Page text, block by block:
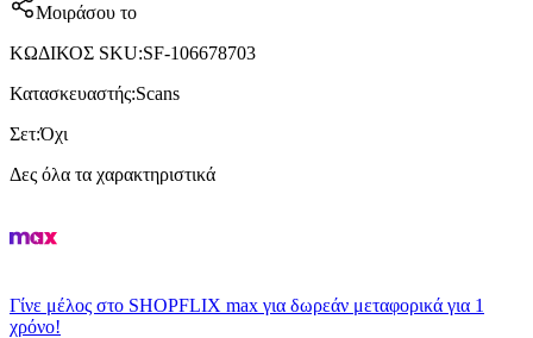
Μοιράσου το
ΚΩΔΙΚΟΣ SKU:SF-106678703
Κατασκευαστής:Scans
Σετ:Όχι
Δες όλα τα χαρακτηριστικά
Γίνε μέλος στο SHOPFLIX max για δωρεάν μεταφορικά για 1
χρόνο!